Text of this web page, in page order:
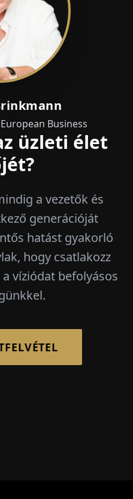
Business
üzleti élet
a vezetők és
generációját
hatást gyakorló
hogy csatlakozz
víziódat befolyásos